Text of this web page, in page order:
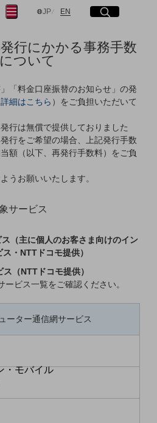
指し、
共創エコシステムです。
は
ー企業)
して
指します
解決や
ます
・モバイル
JP日本語
EN Englishサイト内検索
開く
メニュー
開く
す
ジネスの
検索する
行にかかる事務手数
ついて
「料金口座振替のお知らせ」の発
詳細はこちら ）をご負担いただいて
行は無償で提供しておりました
行をご希望の場合、上記発行手数
額（以下、再発行手数料）をご負
うお願いいたします。
サービス
（主に個人のお客さま向けのイン
・NTTドコモ提供）
（NTTドコモ提供）
ービス一覧をご確認ください。
ーター通信網サービス